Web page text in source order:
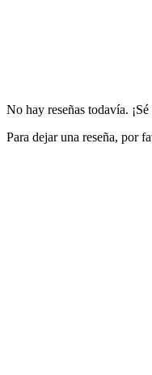
No hay reseñas todavía.
Para dejar una reseña, por